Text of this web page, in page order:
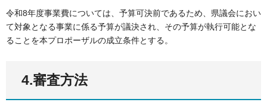
令和8年度事業費については、予算可決前であるため、県議会におい
て対象となる事業に係る予算が議決され、その予算が執行可能とな
ることを本プロポーザルの成立条件とする。
4.審査方法